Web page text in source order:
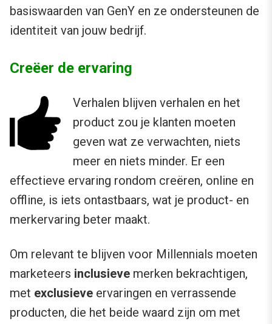
basiswaarden van GenY en ze ondersteunen de
identiteit van jouw bedrijf.
Creëer de ervaring
Verhalen blijven verhalen en het
product zou je klanten moeten
geven wat ze verwachten, niets
meer en niets minder. Er een
effectieve ervaring rondom creëren, online en
offline, is iets ontastbaars, wat je product- en
merkervaring beter maakt.
Om relevant te blijven voor Millennials moeten
marketeers inclusieve merken bekrachtigen,
met exclusieve ervaringen en verrassende
producten, die het beide waard zijn om met